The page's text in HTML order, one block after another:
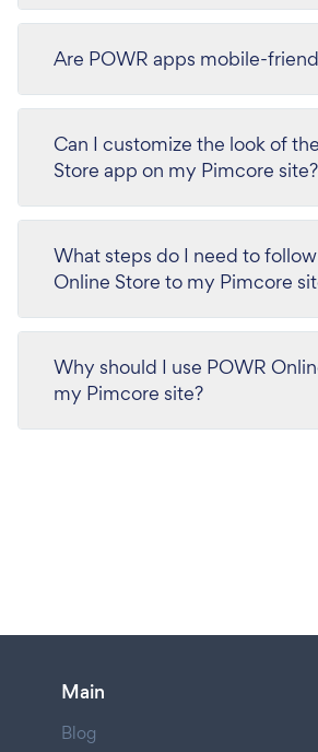
Are POWR apps mobile-
Can I customize the look of
Store app on my Pimcore site?
What steps do I need to
Online Store to my Pimcore
Why should I use POWR
my Pimcore site?
Main
Blog